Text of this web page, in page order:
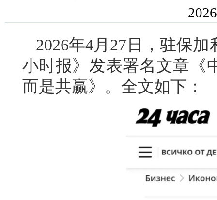
2026年4月27日，驻保
小时报》发表署名文章《
而是共赢》。全文如下：